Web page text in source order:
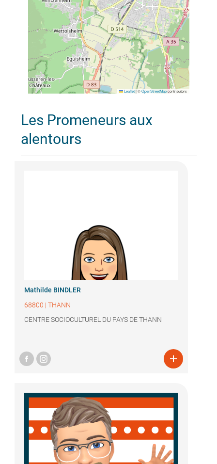
Leaflet |©OpenStreetMapcontributors
Les Promeneurs aux
alentours
Mathilde BINDLER
68800 | THANN
CENTRE SOCIOCULTUREL DU PAYS DE THANN
